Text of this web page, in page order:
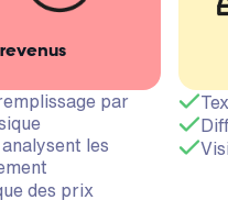
par
les
des prix